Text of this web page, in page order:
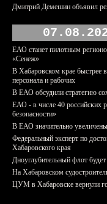
Дмитрий Демешин объявил
ЕАО станет пилотным
«Сенеж»
В Хабаровском крае быстрее
персонала и рабочих
В ЕАО обсудили стратегию
ЕАО - в числе 40 российских
безопасности»
В ЕАО значительно
Федеральный эксперт по
Хабаровского края
Дноуглубительный флот
На Хабаровском
ЦУМ в Хабаровске вернули